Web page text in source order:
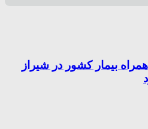
بیمار کشور در شیراز